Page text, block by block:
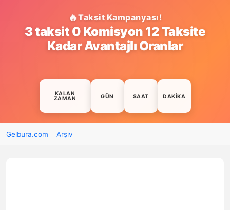
Taksit Kampanyası!
3 taksit 0 Komisyon 12 Taksite
Kadar Avantajlı Oranlar
KALAN
ZAMAN GÜN SAAT DAKIKA
Gelbura.com Arşiv